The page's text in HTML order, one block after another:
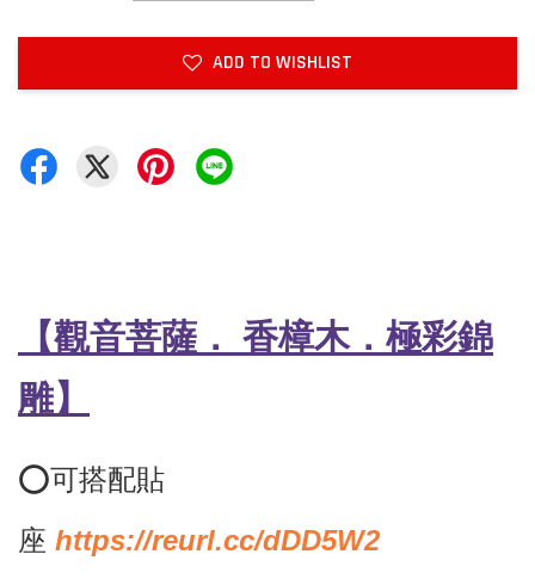
ADD TO WISHLIST
【觀音菩薩 ． 香樟木．極彩錦
雕】
⭕️可搭配貼
座 https://reurl.cc/dDD5W2